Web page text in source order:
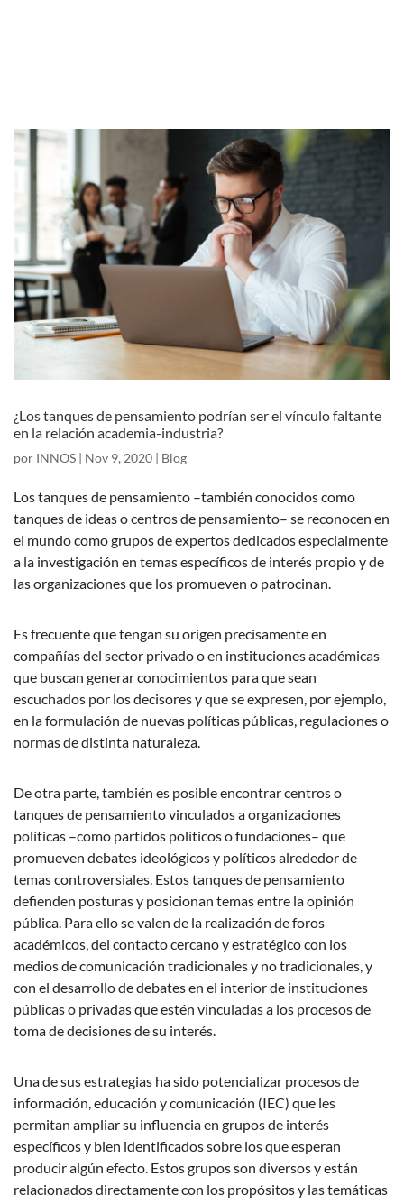
¿Los tanques de pensamiento podrían ser el vínculo faltante
en la relación academia-industria?
por INNOS | Nov 9, 2020 | Blog
Los tanques de pensamiento –también conocidos como
tanques de ideas o centros de pensamiento– se reconocen en
el mundo como grupos de expertos dedicados especialmente
a la investigación en temas específicos de interés propio y de
las organizaciones que los promueven o patrocinan.
Es frecuente que tengan su origen precisamente en
compañías del sector privado o en instituciones académicas
que buscan generar conocimientos para que sean
escuchados por los decisores y que se expresen, por ejemplo,
en la formulación de nuevas políticas públicas, regulaciones o
normas de distinta naturaleza.
De otra parte, también es posible encontrar centros o
tanques de pensamiento vinculados a organizaciones
políticas –como partidos políticos o fundaciones– que
promueven debates ideológicos y políticos alrededor de
temas controversiales. Estos tanques de pensamiento
defienden posturas y posicionan temas entre la opinión
pública. Para ello se valen de la realización de foros
académicos, del contacto cercano y estratégico con los
medios de comunicación tradicionales y no tradicionales, y
con el desarrollo de debates en el interior de instituciones
públicas o privadas que estén vinculadas a los procesos de
toma de decisiones de su interés.
Una de sus estrategias ha sido potencializar procesos de
información, educación y comunicación (IEC) que les
permitan ampliar su influencia en grupos de interés
específicos y bien identificados sobre los que esperan
producir algún efecto. Estos grupos son diversos y están
relacionados directamente con los propósitos y las temáticas